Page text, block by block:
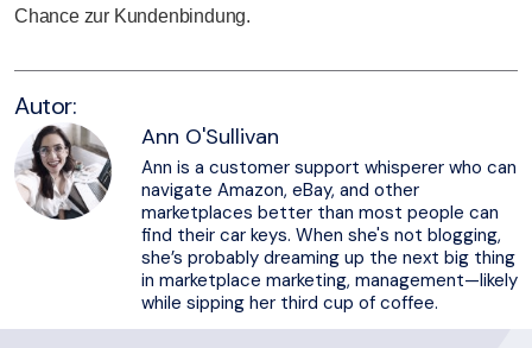
Chance zur Kundenbindung.
Autor:
Ann O'Sullivan
Ann is a customer support whisperer who can
navigate Amazon, eBay, and other
marketplaces better than most people can
find their car keys. When she's not blogging,
she’s probably dreaming up the next big thing
in marketplace marketing, management—likely
while sipping her third cup of coffee.